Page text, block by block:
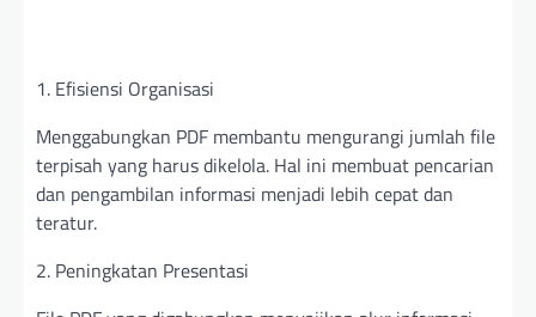
1. Efisiensi Organisasi
Menggabungkan PDF membantu mengurangi jumlah file
terpisah yang harus dikelola. Hal ini membuat pencarian
dan pengambilan informasi menjadi lebih cepat dan
teratur.
2. Peningkatan Presentasi